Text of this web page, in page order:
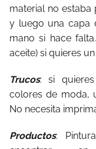
material no
y luego una capa
mano si hace
aceite) si quieres
Trucos: si
colores de moda,
No necesita
Productos: